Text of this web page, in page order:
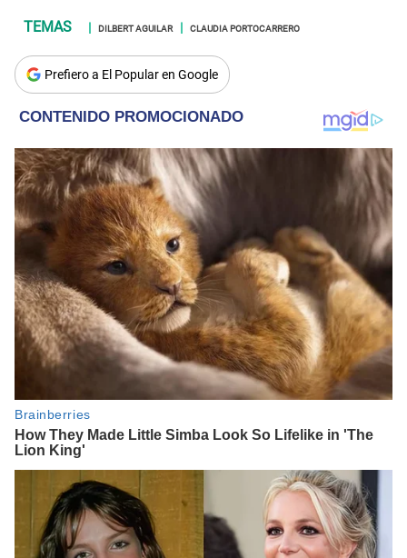
DILBERT AGUILAR CLAUDIA PORTOCARRERO
Prefiero a El Popular en Google